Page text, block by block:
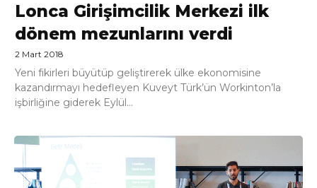
Lonca Girişimcilik Merkezi ilk
dönem mezunlarını verdi
2 Mart 2018
Yeni fikirleri büyütüp geliştirerek ülke ekonomisine
kazandırmayı hedefleyen Kuveyt Türk’ün Workinton’la
işbirliğine giderek Eylül...